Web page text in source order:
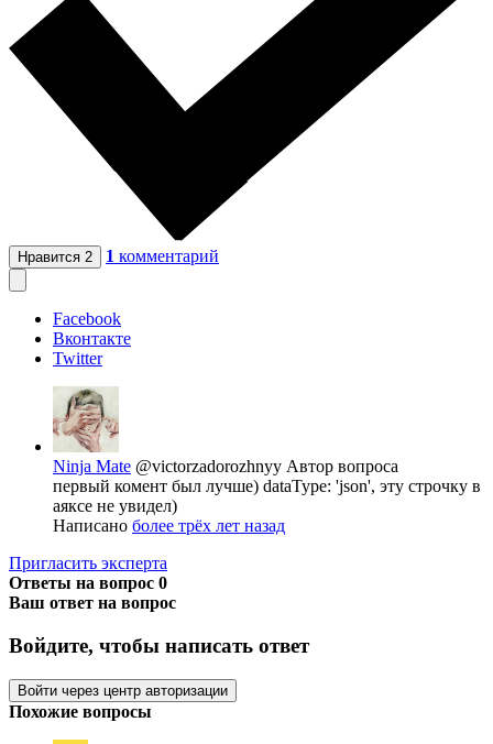
Нравится 2 1 комментарий
Facebook
Вконтакте
Twitter
Ninja Mate @victorzadorozhnyy Автор вопроса
первый комент был лучше) dataType: 'json', эту строчку в
аяксе не увидел)
Написано более трёх лет назад
Пригласить эксперта
Ответы на вопрос 0
Ваш ответ на вопрос
Войдите, чтобы написать ответ
Войти через центр авторизации
Похожие вопросы